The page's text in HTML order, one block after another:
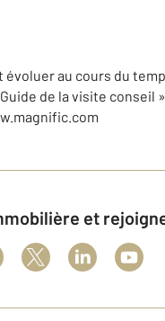
au cours du
de la visite
et